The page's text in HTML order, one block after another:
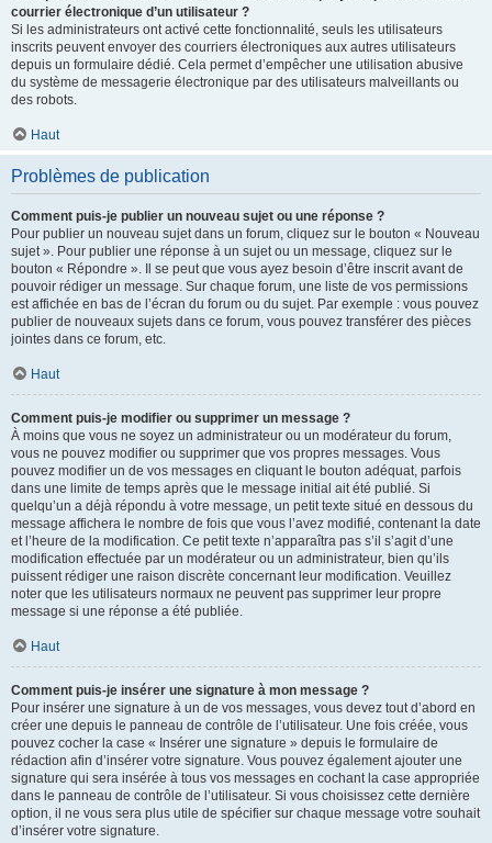
courrier électronique d’un utilisateur ?
Si les administrateurs ont activé cette fonctionnalité, seuls les utilisateurs
inscrits peuvent envoyer des courriers électroniques aux autres utilisateurs
depuis un formulaire dédié. Cela permet d’empêcher une utilisation abusive
du système de messagerie électronique par des utilisateurs malveillants ou
des robots.
Haut
Problèmes de publication
Comment puis-je publier un nouveau sujet ou une réponse ?
Pour publier un nouveau sujet dans un forum, cliquez sur le bouton « Nouveau
sujet ». Pour publier une réponse à un sujet ou un message, cliquez sur le
bouton « Répondre ». Il se peut que vous ayez besoin d’être inscrit avant de
pouvoir rédiger un message. Sur chaque forum, une liste de vos permissions
est affichée en bas de l’écran du forum ou du sujet. Par exemple : vous pouvez
publier de nouveaux sujets dans ce forum, vous pouvez transférer des pièces
jointes dans ce forum, etc.
Haut
Comment puis-je modifier ou supprimer un message ?
À moins que vous ne soyez un administrateur ou un modérateur du forum,
vous ne pouvez modifier ou supprimer que vos propres messages. Vous
pouvez modifier un de vos messages en cliquant le bouton adéquat, parfois
dans une limite de temps après que le message initial ait été publié. Si
quelqu’un a déjà répondu à votre message, un petit texte situé en dessous du
message affichera le nombre de fois que vous l’avez modifié, contenant la date
et l’heure de la modification. Ce petit texte n’apparaîtra pas s’il s’agit d’une
modification effectuée par un modérateur ou un administrateur, bien qu’ils
puissent rédiger une raison discrète concernant leur modification. Veuillez
noter que les utilisateurs normaux ne peuvent pas supprimer leur propre
message si une réponse a été publiée.
Haut
Comment puis-je insérer une signature à mon message ?
Pour insérer une signature à un de vos messages, vous devez tout d’abord en
créer une depuis le panneau de contrôle de l’utilisateur. Une fois créée, vous
pouvez cocher la case « Insérer une signature » depuis le formulaire de
rédaction afin d’insérer votre signature. Vous pouvez également ajouter une
signature qui sera insérée à tous vos messages en cochant la case appropriée
dans le panneau de contrôle de l’utilisateur. Si vous choisissez cette dernière
option, il ne vous sera plus utile de spécifier sur chaque message votre souhait
d’insérer votre signature.